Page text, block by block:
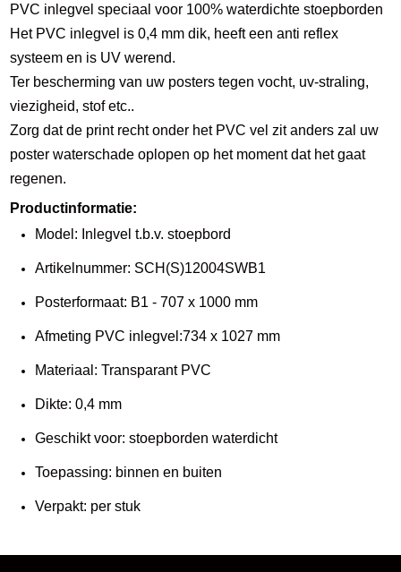
PVC inlegvel speciaal voor 100% waterdichte stoepborden
Het PVC inlegvel is 0,4 mm dik, heeft een anti reflex
systeem en is UV werend.
Ter bescherming van uw posters tegen vocht, uv-straling,
viezigheid, stof etc..
Zorg dat de print recht onder het PVC vel zit anders zal uw
poster waterschade oplopen op het moment dat het gaat
regenen.
Productinformatie:
Model: Inlegvel t.b.v. stoepbord
Artikelnummer: SCH(S)12004SWB1
Posterformaat: B1 - 707 x 1000 mm
Afmeting PVC inlegvel:734 x 1027 mm
Materiaal: Transparant PVC
Dikte: 0,4 mm
Geschikt voor: stoepborden waterdicht
Toepassing: binnen en buiten
Verpakt: per stuk